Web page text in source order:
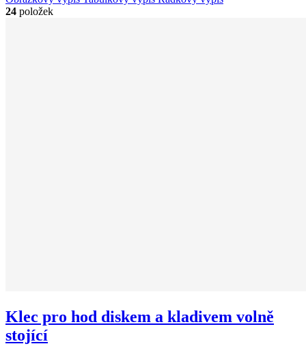
24 položek
Klec pro hod diskem a kladivem volně
stojící